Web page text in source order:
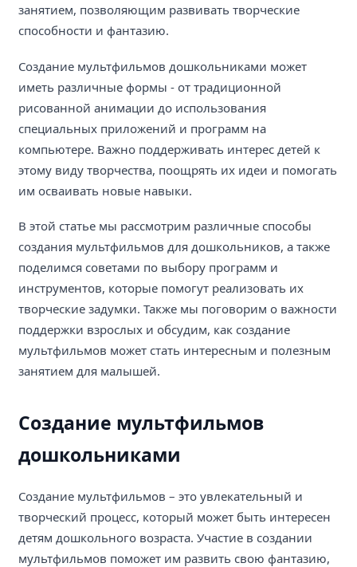
занятием, позволяющим развивать творческие
способности и фантазию.
Создание мультфильмов дошкольниками может
иметь различные формы - от традиционной
рисованной анимации до использования
специальных приложений и программ на
компьютере. Важно поддерживать интерес детей к
этому виду творчества, поощрять их идеи и помогать
им осваивать новые навыки.
В этой статье мы рассмотрим различные способы
создания мультфильмов для дошкольников, а также
поделимся советами по выбору программ и
инструментов, которые помогут реализовать их
творческие задумки. Также мы поговорим о важности
поддержки взрослых и обсудим, как создание
мультфильмов может стать интересным и полезным
занятием для малышей.
Создание мультфильмов
дошкольниками
Создание мультфильмов – это увлекательный и
творческий процесс, который может быть интересен
детям дошкольного возраста. Участие в создании
мультфильмов поможет им развить свою фантазию,